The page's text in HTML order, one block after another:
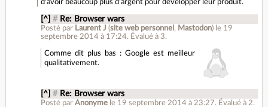
d'avoir beaucoup plus d'argent pour developper leur produit.
[^] # Re: Browser wars
Posté par Laurent J (site web personnel , Mastodon) le 19
septembre 2014 à 17:24. Évalué à 3.
Comme dit plus bas : Google est meilleur
qualitativement.
[^] # Re: Browser wars
Posté parAnonyme le 19 septembre 2014 à 23:27. Évalué à 2.